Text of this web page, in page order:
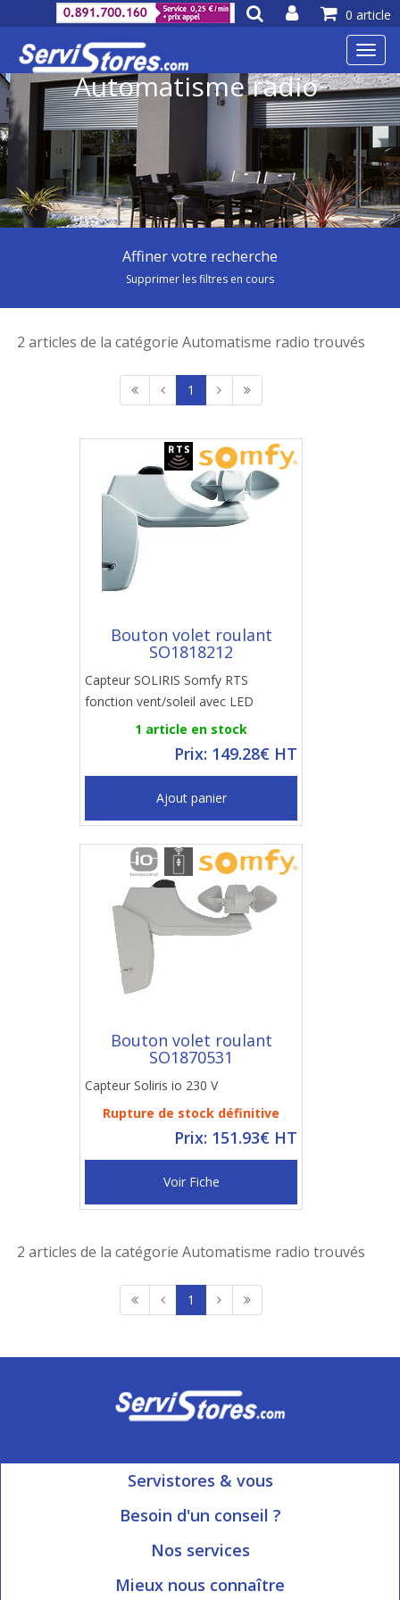
0 article
Automatisme radio
Affiner votre recherche
Supprimer les filtres en cours
2 articles de la catégorie Automatisme radio trouvés
1
Bouton volet roulant
SO1818212
Capteur SOLIRIS Somfy RTS
fonction vent/soleil avec LED
1 article en stock
Prix: 149.28€ HT
Ajout panier
Bouton volet roulant
SO1870531
Capteur Soliris io 230 V
Rupture de stock définitive
Prix: 151.93€ HT
Voir Fiche
2 articles de la catégorie Automatisme radio trouvés
1
Servistores & vous
Mon compte
Besoin d'un conseil ?
Ouvert du Lundi au Vendredi
Nos services
Informations livraison
Mieux nous connaître